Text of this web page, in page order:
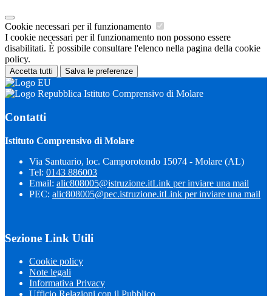
Cookie necessari per il funzionamento
I cookie necessari per il funzionamento non possono essere
disabilitati. È possibile consultare l'elenco nella pagina della cookie
policy.
Accetta tutti Salva le preferenze
Istituto Comprensivo di Molare
Contatti
Istituto Comprensivo di Molare
Via Santuario, loc. Camporotondo 15074 - Molare (AL)
Tel: 0143 886003
Email: alic808005@istruzione.itLink per inviare una mail
PEC: alic808005@pec.istruzione.itLink per inviare una mail
Sezione Link Utili
Cookie policy
Note legali
Informativa Privacy